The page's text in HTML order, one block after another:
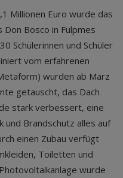
Millionen Euro wurde das
Don Bosco in Fulpmes
Schülerinnen und Schüler
vom erfahrenen
wurden ab März
getauscht, das Dach
stark verbessert, eine
und Brandschutz alles auf
einen Zubau verfügt
Toiletten und
wurde